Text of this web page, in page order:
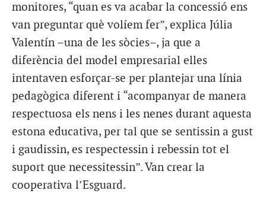
monitores, “quan es va acabar la concessió ens
van preguntar què volíem fer”, explica Júlia
Valentín –una de les sòcies–, ja que a
diferència del model empresarial elles
intentaven esforçar-se per plantejar una línia
pedagògica diferent i “acompanyar de manera
respectuosa els nens i les nenes durant aquesta
estona educativa, per tal que se sentissin a gust
i gaudissin, es respectessin i rebessin tot el
suport que necessitessin”. Van crear la
cooperativa l’Esguard.